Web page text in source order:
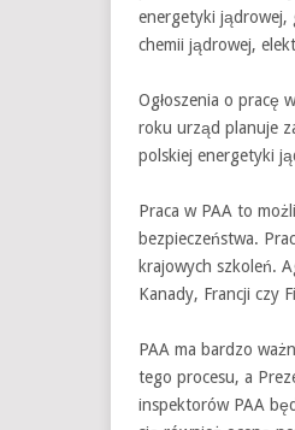
energetyki jądrowej,
chemii jądrowej,
Ogłoszenia o pracę
roku urząd planuje
polskiej energetyki
Praca w PAA to
bezpieczeństwa.
krajowych szkoleń.
Kanady, Francji czy
PAA ma bardzo
tego procesu, a
inspektorów PAA